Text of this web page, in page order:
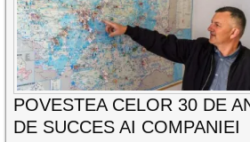
POVESTEA CELOR 30 DE
DE SUCCES AI COMPANIEI